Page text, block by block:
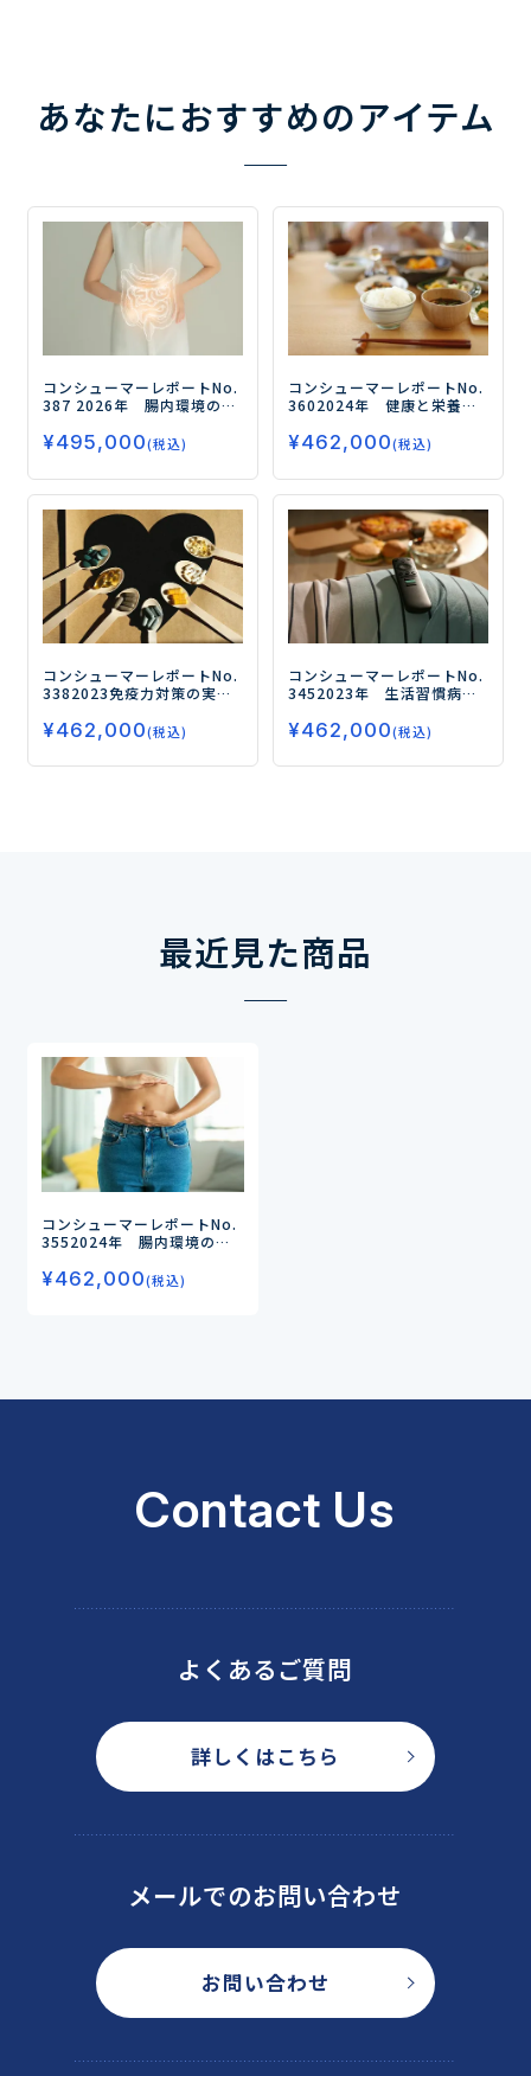
あなたにおすすめのアイテム
コンシューマーレポートNo.
387 2026年 腸内環境の対
疫力」「睡眠」「ストレ
ス」に続き、広がる腸活への
期待と多様化する健康ニー
ズー
¥495,000(税込)
コンシューマーレポートNo.
3602024年 健康と栄養に
弾）－「プロテイン」の摂
取率が5年連続で上昇、
「免疫力向上」はコロナ収
束後も依然として高いニー
ズを保つ－
¥462,000(税込)
コンシューマーレポートNo.
3382023免疫力対策の実態
－“コロナの予防以外の健康
効果”に対する意識がアッ
プ！ニーズの多様化が進む
¥462,000(税込)
コンシューマーレポートNo.
3452023年 生活習慣病対
―今後の対策ニーズが高い
健康数値は 「体重」「血
圧」「体脂肪率」「中性脂
¥462,000(税込)
最近見た商品
コンシューマーレポートNo.
3552024年 腸内環境の対
疫力」「ストレス」「睡眠」
に加え、「オーラルケア」
¥462,000(税込)
Contact Us
よくあるご質問
詳しくはこちら
メールでのお問い合わせ
お問い合わせ